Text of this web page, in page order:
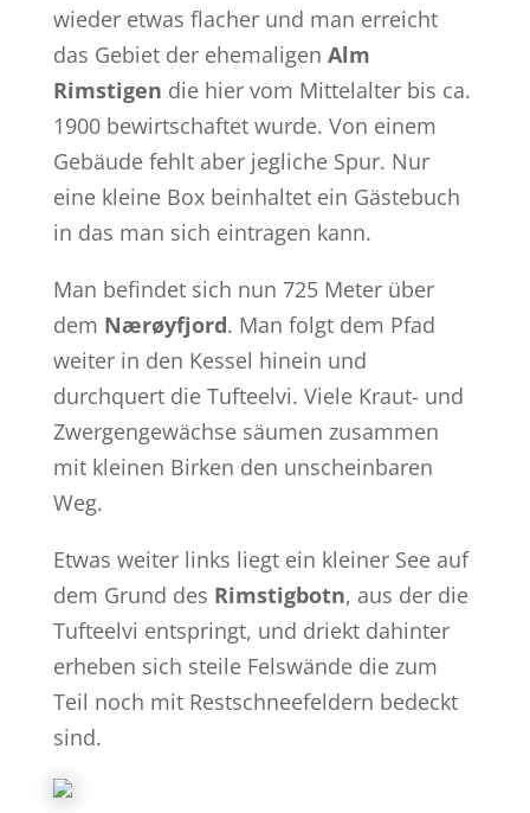
wieder etwas flacher und man erreicht
das Gebiet der ehemaligen Alm
Rimstigen die hier vom Mittelalter bis ca.
1900 bewirtschaftet wurde. Von einem
Gebäude fehlt aber jegliche Spur. Nur
eine kleine Box beinhaltet ein Gästebuch
in das man sich eintragen kann.
Man befindet sich nun 725 Meter über
dem Nærøyfjord. Man folgt dem Pfad
weiter in den Kessel hinein und
durchquert die Tufteelvi. Viele Kraut- und
Zwergengewächse säumen zusammen
mit kleinen Birken den unscheinbaren
Weg.
Etwas weiter links liegt ein kleiner See auf
dem Grund des Rimstigbotn, aus der die
Tufteelvi entspringt, und driekt dahinter
erheben sich steile Felswände die zum
Teil noch mit Restschneefeldern bedeckt
sind.